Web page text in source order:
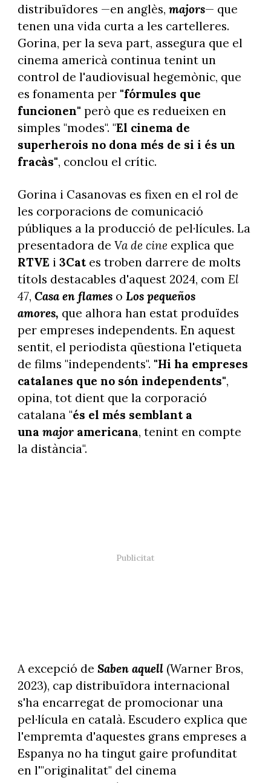
distribuïdores —en anglès, majors— que
tenen una vida curta a les cartelleres.
Gorina, per la seva part, assegura que el
cinema americà continua tenint un
control de l'audiovisual hegemònic, que
es fonamenta per "fórmules que
funcionen" però que es redueixen en
simples "modes". "El cinema de
superherois no dona més de si i és un
fracàs", conclou el crític.
Gorina i Casanovas es fixen en el rol de
les corporacions de comunicació
públiques a la producció de pel·lícules. La
presentadora de Va de cineexplica que
RTVE i 3Cat es troben darrere de molts
títols destacables d'aquest 2024, com El
47, Casa en flameso Los pequeños
amores, que alhora han estat produïdes
per empreses independents. En aquest
sentit, el periodista qüestiona l'etiqueta
de films "independents". "Hi ha empreses
catalanes que no són independents",
opina, tot dient que la corporació
catalana "és el més semblant a
una majoramericana, tenint en compte
la distància".
A excepció de Saben aquell (Warner Bros,
2023), cap distribuïdora internacional
s'ha encarregat de promocionar una
pel·lícula en català. Escudero explica que
l'empremta d'aquestes grans empreses a
Espanya no ha tingut gaire profunditat
en l'"originalitat" del cinema